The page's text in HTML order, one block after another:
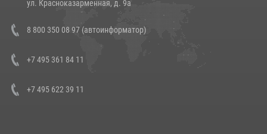
В Росгвардии прошла военно-научная конференция по обобщению
боевого опыта
ул. Красноказарменная, д. 9а
8 800 350 08 97 (автоинформатор)
+7 495 361 84 11
+7 495 622 39 11